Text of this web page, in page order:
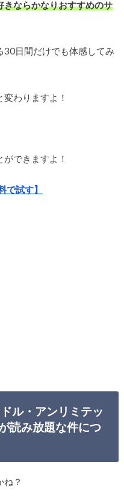
ならかなりおすすめのサ
30日間だけでも体感してみ
わりますよ！
できますよ！
で試す】
ル・アンリミテッ
読み放題な件につ
ね？